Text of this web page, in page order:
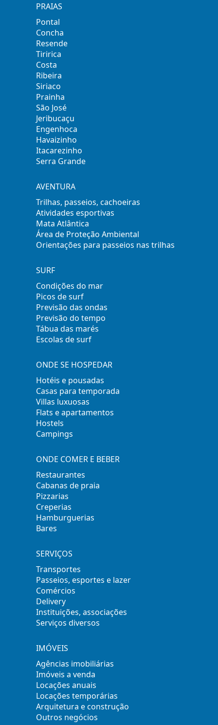
PRAIAS
Pontal
Concha
Resende
Tiririca
Costa
Ribeira
Siriaco
Prainha
São José
Jeribucaçu
Engenhoca
Havaizinho
Itacarezinho
Serra Grande
AVENTURA
Trilhas, passeios, cachoeiras
Atividades esportivas
Mata Atlântica
Área de Proteção Ambiental
Orientações para passeios nas trilhas
SURF
Condições do mar
Picos de surf
Previsão das ondas
Previsão do tempo
Tábua das marés
Escolas de surf
ONDE SE HOSPEDAR
Hotéis e pousadas
Casas para temporada
Villas luxuosas
Flats e apartamentos
Hostels
Campings
ONDE COMER E BEBER
Restaurantes
Cabanas de praia
Pizzarias
Creperias
Hamburguerias
Bares
SERVIÇOS
Transportes
Passeios, esportes e lazer
Comércios
Delivery
Instituições, associações
Serviços diversos
IMÓVEIS
Agências imobiliárias
Imóveis a venda
Locações anuais
Locações temporárias
Arquitetura e construção
Outros negócios